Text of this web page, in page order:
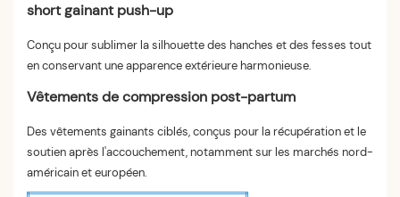
short gainant push-up
Conçu pour sublimer la silhouette des hanches et des fesses tout
en conservant une apparence extérieure harmonieuse.
Vêtements de compression post-partum
Des vêtements gainants ciblés, conçus pour la récupération et le
soutien après l'accouchement, notamment sur les marchés nord-
américain et européen.